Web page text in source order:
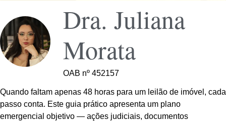
Dra. Juliana
Morata
OAB nº 452157
Quando faltam apenas 48 horas para um leilão de imóvel, cada
passo conta. Este guia prático apresenta um plano
emergencial objetivo — ações judiciais, documentos